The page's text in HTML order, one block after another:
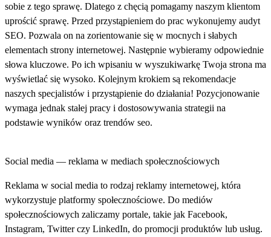
sobie z tego sprawę. Dlatego z chęcią pomagamy naszym klientom
uprościć sprawę. Przed przystąpieniem do prac wykonujemy audyt
SEO. Pozwala on na zorientowanie się w mocnych i słabych
elementach strony internetowej. Następnie wybieramy odpowiednie
słowa kluczowe. Po ich wpisaniu w wyszukiwarkę Twoja strona ma
wyświetlać się wysoko. Kolejnym krokiem są rekomendacje
naszych specjalistów i przystąpienie do działania! Pozycjonowanie
wymaga jednak stałej pracy i dostosowywania strategii na
podstawie wyników oraz trendów seo.
Social media — reklama w mediach społecznościowych
Reklama w social media to rodzaj reklamy internetowej, która
wykorzystuje platformy społecznościowe. Do mediów
społecznościowych zaliczamy portale, takie jak Facebook,
Instagram, Twitter czy LinkedIn, do promocji produktów lub usług.